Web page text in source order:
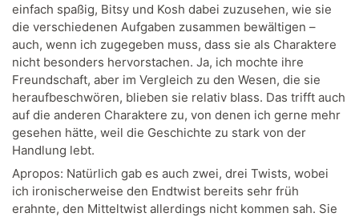
einfach spaßig, Bitsy und Kosh dabei zuzusehen, wie sie
die verschiedenen Aufgaben zusammen bewältigen –
auch, wenn ich zugegeben muss, dass sie als Charaktere
nicht besonders hervorstachen. Ja, ich mochte ihre
Freundschaft, aber im Vergleich zu den Wesen, die sie
heraufbeschwören, blieben sie relativ blass. Das trifft auch
auf die anderen Charaktere zu, von denen ich gerne mehr
gesehen hätte, weil die Geschichte zu stark von der
Handlung lebt.
Apropos: Natürlich gab es auch zwei, drei Twists, wobei
ich ironischerweise den Endtwist bereits sehr früh
erahnte, den Mitteltwist allerdings nicht kommen sah. Sie